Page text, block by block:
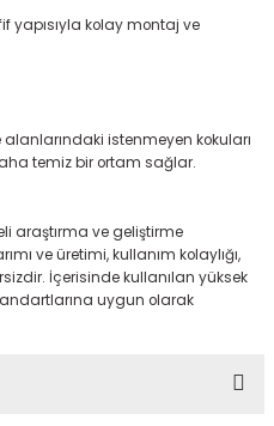
yapısıyla kolay montaj ve
alanlarındaki istenmeyen kokuları
temiz bir ortam sağlar.
araştırma ve geliştirme
ve üretimi, kullanım kolaylığı,
İçerisinde kullanılan yüksek
uygun olarak